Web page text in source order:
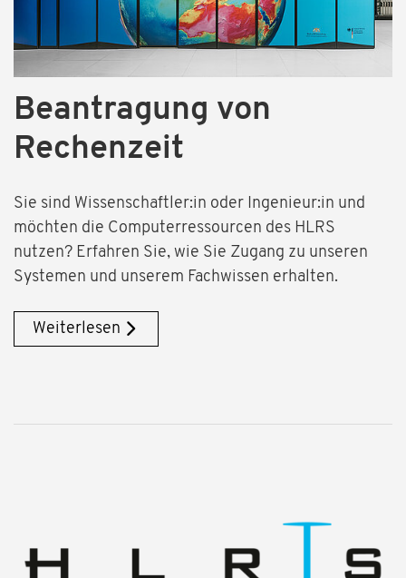
Beantragung von
Rechenzeit
Sie sind Wissenschaftler:in oder Ingenieur:in und
möchten die Computerressourcen des HLRS
nutzen? Erfahren Sie, wie Sie Zugang zu unseren
Systemen und unserem Fachwissen erhalten.
Weiterlesen